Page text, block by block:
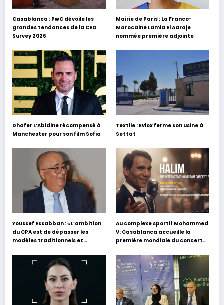
Casablanca : PwC dévoile les
grandes tendances de la CEO
Survey 2026
Mairie de Paris : La Franco-
Marocaine Lamia El Aaraje
nommée première adjointe
Dhafer L’Abidine récompensé à
Manchester pour son film Sofia
Textile : Evlox ferme son usine à
Settat
Youssef Essabban : « L’ambition
du CPA est de dépasser les
modèles traditionnels et
s’appuyant sur le partage des
expériences »
Au complexe sportif Mohammed
V: Casablanca accueille la
première mondiale du concert
Hafez